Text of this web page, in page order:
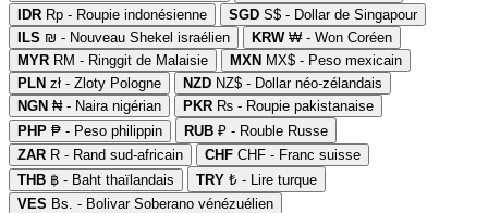
IDR Rp - Roupie indonésienne SGD S$ - Dollar de Singapour
ILS ₪ - Nouveau Shekel israélien KRW₩ - Won Coréen
MYR RM - Ringgit de Malaisie MXN MX$ - Peso mexicain
PLN zł - Zloty Pologne NZD NZ$ - Dollar néo-zélandais
NGN ₦ - Naira nigérian PKR ₨ - Roupie pakistanaise
PHP ₱ - Peso philippin RUB ₽ - Rouble Russe
ZAR R - Rand sud-africain CHF CHF - Franc suisse
THB ฿ - Baht thaïlandais TRY ₺ - Lire turque
VES Bs. - Bolivar Soberano vénézuélien